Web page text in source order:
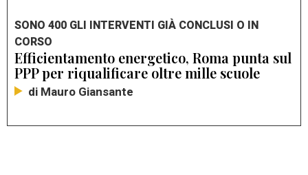
SONO 400 GLI INTERVENTI GIÀ CONCLUSI O IN
CORSO
Efficientamento energetico, Roma punta sul
PPP per riqualificare oltre mille scuole
di Mauro Giansante